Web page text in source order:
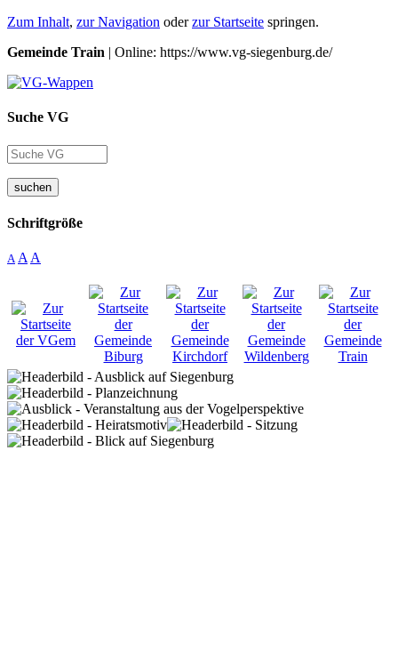
Zum Inhalt, zur Navigation oderzur Startseite springen.
Gemeinde Train | Online: https://www.vg-siegenburg.de/
Suche VG
suchen
Schriftgröße
A A A